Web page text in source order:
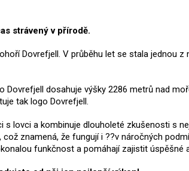
strávený v přírodě.
Dovrefjell. V průběhu let se stala jednou
dosahuje výšky 2286 metrů nad
tak logo Dovrefjell.
lovci a kombinuje dlouholeté zkušenosti s
znamená, že fungují i ??v náročných
funkčnost a pomáhají zajistit úspěšné